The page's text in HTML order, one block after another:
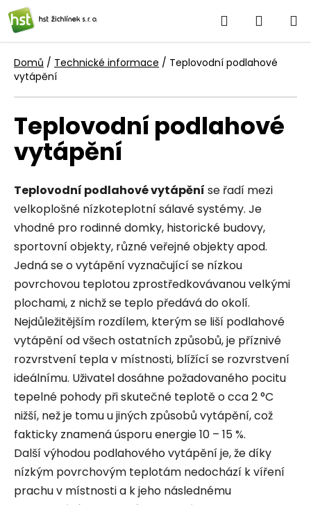
Přejít
na
obsah
Hledat
KOŠÍK
Domů / Technické informace / Teplovodní podlahové
vytápění
Teplovodní podlahové
vytápění
Teplovodní podlahové vytápění se řadí mezi
velkoplošné nízkoteplotní sálavé systémy. Je
vhodné pro rodinné domky, historické budovy,
sportovní objekty, různé veřejné objekty apod.
Jedná se o vytápění vyznačující se nízkou
povrchovou teplotou zprostředkovávanou velkými
plochami, z nichž se teplo předává do okolí.
Nejdůležitějším rozdílem, kterým se liší podlahové
vytápění od všech ostatních způsobů, je příznivé
rozvrstvení tepla v místnosti, blížící se rozvrstvení
ideálnímu. Uživatel dosáhne požadovaného pocitu
tepelné pohody při skutečné teplotě o cca 2 °C
nižší, než je tomu u jiných způsobů vytápění, což
fakticky znamená úsporu energie 10 – 15 %.
Další výhodou podlahového vytápění je, že díky
nízkým povrchovým teplotám nedochází k víření
prachu v místnosti a k jeho následnému